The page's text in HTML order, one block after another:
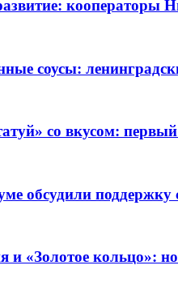
кооператоры
соусы:
со вкусом:
обсудили
и «Золотое кольцо»: